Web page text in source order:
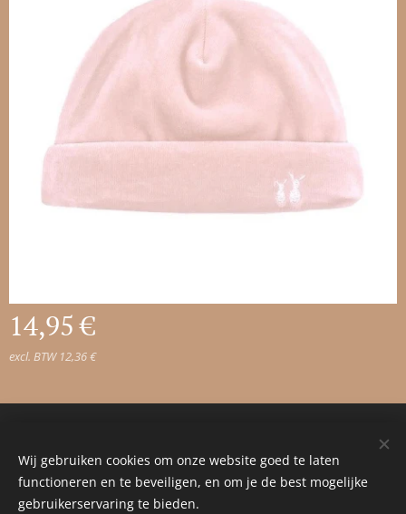
14,95€
excl. BTW 12,36 €
Cookies
Wij gebruiken cookies om onze website goed te laten
functioneren en te beveiligen, en om je de best mogelijke
gebruikerservaring te bieden.